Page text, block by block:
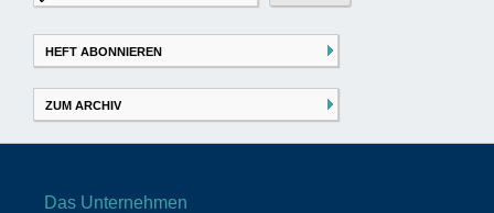
nach:
HEFT ABONNIEREN
ZUM ARCHIV
Das Unternehmen